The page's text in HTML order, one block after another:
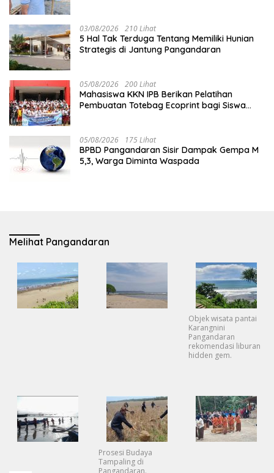
03/08/2026 210 Lihat
5 Hal Tak Terduga Tentang Memiliki Hunian
Strategis di Jantung Pangandaran
05/08/2026 200 Lihat
Mahasiswa KKN IPB Berikan Pelatihan
Pembuatan Totebag Ecoprint bagi Siswa
05/08/2026 175 Lihat
BPBD Pangandaran Sisir Dampak Gempa M
5,3, Warga Diminta Waspada
Melihat Pangandaran
Objek wisata pantai
Karangnini
Pangandaran
rekomendasi liburan
hidden gem.
Prosesi Budaya
Tampaling di
Pangandaran.